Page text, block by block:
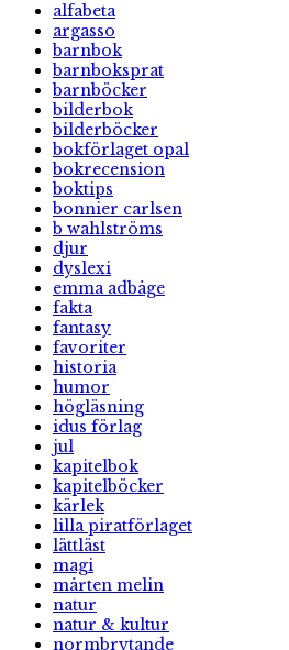
alfabeta
argasso
barnbok
barnboksprat
barnböcker
bilderbok
bilderböcker
bokförlaget opal
bokrecension
boktips
bonnier carlsen
b wahlströms
djur
dyslexi
emma adbåge
fakta
fantasy
favoriter
historia
humor
högläsning
idus förlag
jul
kapitelbok
kapitelböcker
kärlek
lilla piratförlaget
lättläst
magi
mårten melin
natur
natur & kultur
normbrytande